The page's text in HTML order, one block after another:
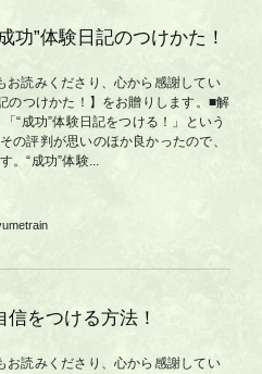
功”体験日記のつけかた！
お読みくださり、心から感謝してい
のつけかた！】をお贈りします。■解
“成功”体験日記をつける！」という
の評判が思いのほか良かったので、
。“成功”体験...
信をつける方法！
お読みくださり、心から感謝してい